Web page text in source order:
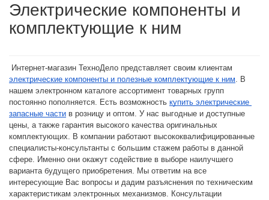
Электрические компоненты и
комплектующие к ним
электрические компоненты и полезные комплектующие к ним. В
нашем электронном каталоге ассортимент товарных групп
постоянно пополняется. Есть возможность купить электрические
запасные части в розницу и оптом. У нас выгодные и доступные
цены, а также гарантия высокого качества оригинальных
комплектующих. В компании работают высококвалифицированные
специалисты-консультанты с большим стажем работы в данной
сфере. Именно они окажут содействие в выборе наилучшего
варианта будущего приобретения. Мы ответим на все
интересующие Вас вопросы и дадим разъяснения по техническим
характеристикам электронных механизмов. Консультации